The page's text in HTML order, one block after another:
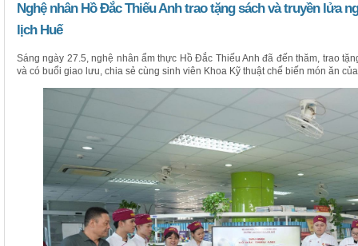
Nghệ nhân Hồ Đắc Thiếu Anh trao tặng sách và truyền lửa
lịch Huế
Sáng ngày 27.5, nghệ nhân ẩm thực Hồ Đắc Thiếu Anh đã đến thăm, trao
và có buổi giao lưu, chia sẻ cùng sinh viên Khoa Kỹ thuật chế biến món ăn